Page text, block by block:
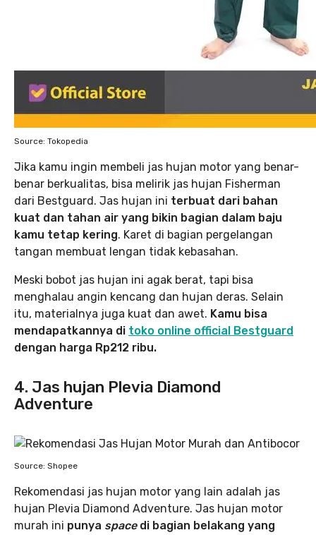
Source: Tokopedia
Jika kamu ingin membeli jas hujan motor yang benar-
benar berkualitas, bisa melirik jas hujan Fisherman
dari Bestguard. Jas hujan ini terbuat dari bahan
kuat dan tahan air yang bikin bagian dalam baju
kamu tetap kering. Karet di bagian pergelangan
tangan membuat lengan tidak kebasahan.
Meski bobot jas hujan ini agak berat, tapi bisa
menghalau angin kencang dan hujan deras. Selain
itu, materialnya juga kuat dan awet. Kamu bisa
mendapatkannya di toko online official Bestguard
dengan harga Rp212 ribu.
4. Jas hujan Plevia Diamond
Adventure
Source: Shopee
Rekomendasi jas hujan motor yang lain adalah jas
hujan Plevia Diamond Adventure. Jas hujan motor
murah ini punya spacedi bagian belakang yang